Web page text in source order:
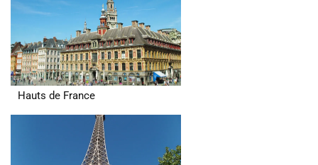
Hauts de France